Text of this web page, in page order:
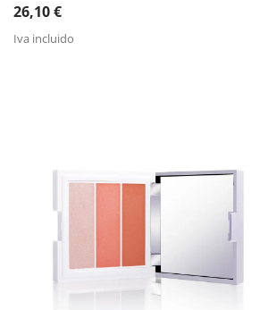
26,10€
Iva incluido